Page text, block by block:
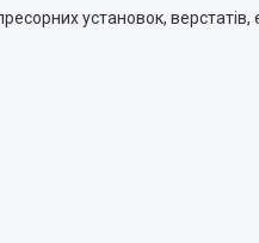
установок, верстатів,